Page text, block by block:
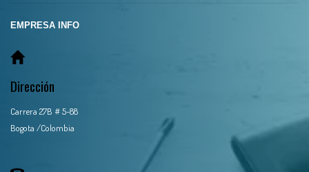
EMPRESA INFO
Dirección
Carrera 27B # 5-88
Bogota /Colombia